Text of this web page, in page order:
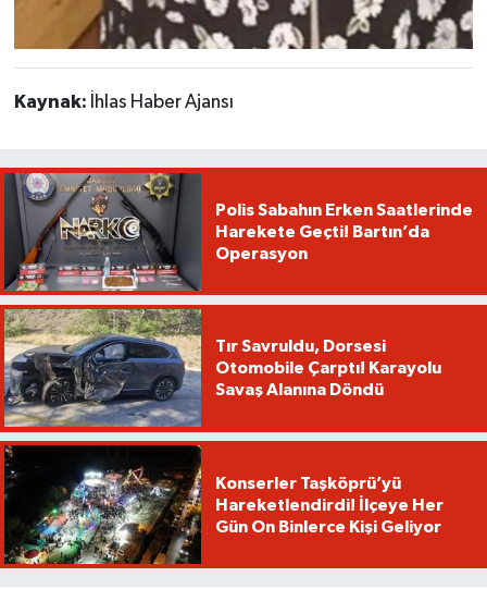
Kaynak: İhlas Haber Ajansı
Polis Sabahın Erken Saatlerinde
Harekete Geçti! Bartın’da
Operasyon
Tır Savruldu, Dorsesi
Otomobile Çarptı! Karayolu
Savaş Alanına Döndü
Konserler Taşköprü’yü
Hareketlendirdi! İlçeye Her
Gün On Binlerce Kişi Geliyor